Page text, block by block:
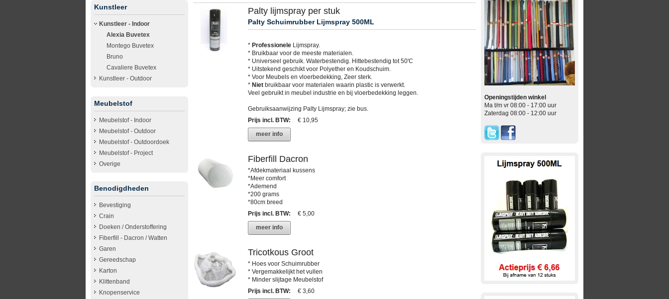
Kunstleer
Kunstleer - Indoor
Alexia Buvetex
Montego Buvetex
Bruno
Cavaliere Buvetex
Kunstleer - Outdoor
Meubelstof
Meubelstof - Indoor
Meubelstof - Outdoor
Meubelstof - Outdoordoek
Meubelstof - Project
Overige
Benodigdheden
Bevestiging
Crain
Doeken / Onderstoffering
Fiberfill - Dacron / Watten
Garen
Gereedschap
Karton
Klittenband
Knopenservice
Palty lijmspray per stuk
Palty Schuimrubber Lijmspray 500ML
* ProfessioneleLijmspray.
* Bruikbaar voor de meeste materialen.
* Universeel gebruik. Waterbestendig. Hittebestendig tot 50'C
* Uitstekend geschikt voor Polyether en Koudschuim.
* Voor Meubels en vloerbedekking, Zeer sterk.
* Nietbruikbaar voor materialen waarin plastic is verwerkt.
Veel gebruikt in meubel industrie en bij vloerbedekking leggen.
Gebruiksaanwijzing Palty Lijmspray; zie bus.
Prijs incl. BTW:
€ 10,95
meer info
Fiberfill Dacron
*Afdekmateriaal kussens
*Meer comfort
*Ademend
*200 grams
*80cm breed
Prijs incl. BTW:
€ 5,00
meer info
Tricotkous Groot
* Hoes voor Schuimrubber
* Vergemakkelijkt het vullen
* Minder slijtage Meubelstof
Prijs incl. BTW:
€ 3,60
Openingstijden winkel
Ma t/m vr 08:00 - 17:00 uur
Zaterdag 08:00 - 12:00 uur